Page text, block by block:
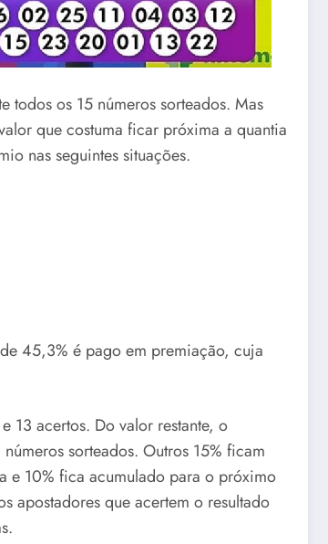
os 15 números sorteados. Mas
que costuma ficar próxima a quantia
nas seguintes situações.
45,3% é pago em premiação, cuja
13 acertos. Do valor restante, o
sorteados. Outros 15% ficam
e 10% fica acumulado para o próximo
apostadores que acertem o resultado